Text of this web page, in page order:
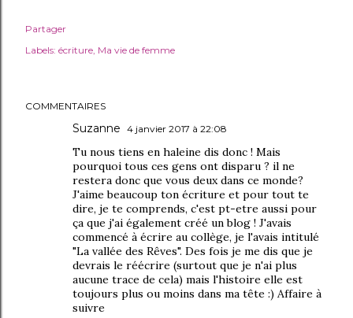
Partager
Labels: écriture Ma vie de femme
COMMENTAIRES
Suzanne 4 janvier 2017 à 22:08
Tu nous tiens en haleine dis donc ! Mais
pourquoi tous ces gens ont disparu ? il ne
restera donc que vous deux dans ce monde?
J'aime beaucoup ton écriture et pour tout te
dire, je te comprends, c'est pt-etre aussi pour
ça que j'ai également créé un blog ! J'avais
commencé à écrire au collège, je l'avais intitulé
"La vallée des Rêves". Des fois je me dis que je
devrais le réécrire (surtout que je n'ai plus
aucune trace de cela) mais l'histoire elle est
toujours plus ou moins dans ma tête :) Affaire à
suivre